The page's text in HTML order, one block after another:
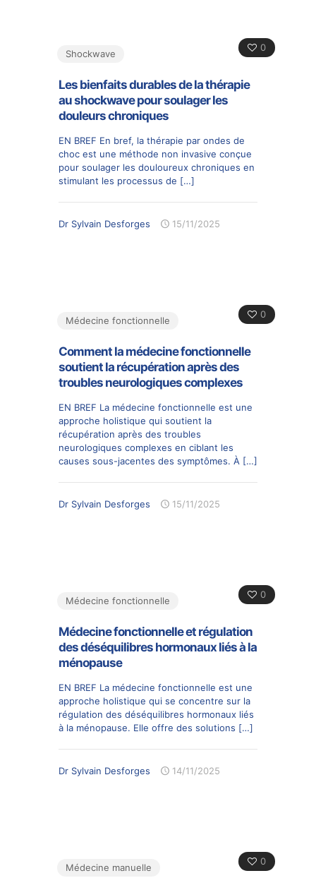
0
Shockwave
Les bienfaits durables de la thérapie
au shockwave pour soulager les
douleurs chroniques
EN BREF En bref, la thérapie par ondes de
choc est une méthode non invasive conçue
pour soulager les douloureux chroniques en
stimulant les processus de […]
Dr Sylvain Desforges 15/11/2025
0
Médecine fonctionnelle
Comment la médecine fonctionnelle
soutient la récupération après des
troubles neurologiques complexes
EN BREF La médecine fonctionnelle est une
approche holistique qui soutient la
récupération après des troubles
neurologiques complexes en ciblant les
causes sous-jacentes des symptômes. À […]
Dr Sylvain Desforges 15/11/2025
0
Médecine fonctionnelle
Médecine fonctionnelle et régulation
des déséquilibres hormonaux liés à la
ménopause
EN BREF La médecine fonctionnelle est une
approche holistique qui se concentre sur la
régulation des déséquilibres hormonaux liés
à la ménopause. Elle offre des solutions […]
Dr Sylvain Desforges 14/11/2025
0
Médecine manuelle